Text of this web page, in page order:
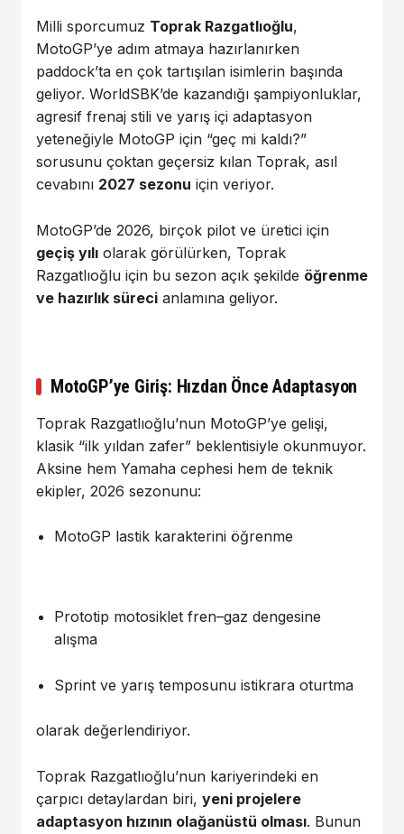
Milli sporcumuz Toprak Razgatlıoğlu,
MotoGP’ye adım atmaya hazırlanırken
paddock’ta en çok tartışılan isimlerin başında
geliyor. WorldSBK’de kazandığı şampiyonluklar,
agresif frenaj stili ve yarış içi adaptasyon
yeteneğiyle MotoGP için “geç mi kaldı?”
sorusunu çoktan geçersiz kılan Toprak, asıl
cevabını 2027 sezonu için veriyor.
MotoGP’de 2026, birçok pilot ve üretici için
geçiş yılı olarak görülürken, Toprak
Razgatlıoğlu için bu sezon açık şekilde öğrenme
ve hazırlık süreci anlamına geliyor.
MotoGP’ye Giriş: Hızdan Önce Adaptasyon
Toprak Razgatlıoğlu’nun MotoGP’ye gelişi,
klasik “ilk yıldan zafer” beklentisiyle okunmuyor.
Aksine hem Yamaha cephesi hem de teknik
ekipler, 2026 sezonunu:
MotoGP lastik karakterini öğrenme
Prototip motosiklet fren–gaz dengesine
alışma
Sprint ve yarış temposunu istikrara oturtma
olarak değerlendiriyor.
Toprak Razgatlıoğlu’nun kariyerindeki en
çarpıcı detaylardan biri, yeni projelere
adaptasyon hızının olağanüstü olması. Bunun